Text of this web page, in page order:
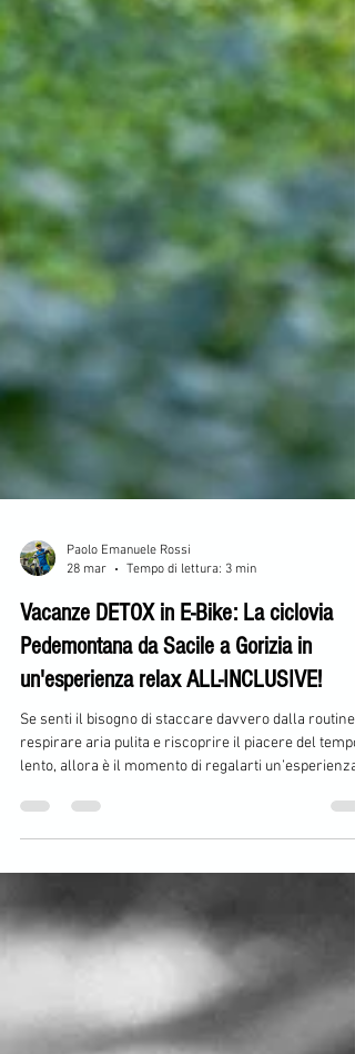
Paolo Emanuele Rossi
28 mar
Tempo di lettura: 3 min
Vacanze DETOX in E-Bike: La ciclovia
Pedemontana da Sacile a Gorizia in
un'esperienza relax ALL-INCLUSIVE!
Se senti il bisogno di staccare davvero dalla routine,
respirare aria pulita e riscoprire il piacere del tempo
diversa dal solito. La Ciclovia Pedemontana da
affascinanti e ancora poco esplorati d’Italia.